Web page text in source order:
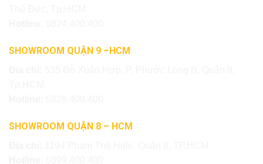
SHOWROOM QUẬN 9 –HCM
SHOWROOM QUẬN 8 – HCM